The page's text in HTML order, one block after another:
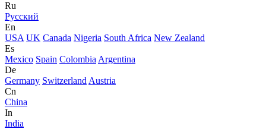
Ru
Русский
En
USA UK Canada Nigeria South Africa New Zealand
Es
Mexico Spain Colombia Argentina
De
Germany Switzerland Austria
Cn
China
In
India